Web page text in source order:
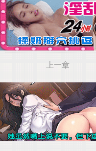
上一章